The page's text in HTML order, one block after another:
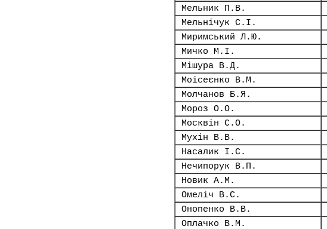
Мельник П.В.
Мельнічук С.І.
Миримський Л.Ю.
Мичко М.І.
Мішура В.Д.
Моісеєнко В.М.
Молчанов Б.Я.
Мороз О.О.
Москвін С.О.
Мухін В.В.
Насалик І.С.
Нечипорук В.П.
Новик А.М.
Омеліч В.С.
Онопенко В.В.
Оплачко В.М.